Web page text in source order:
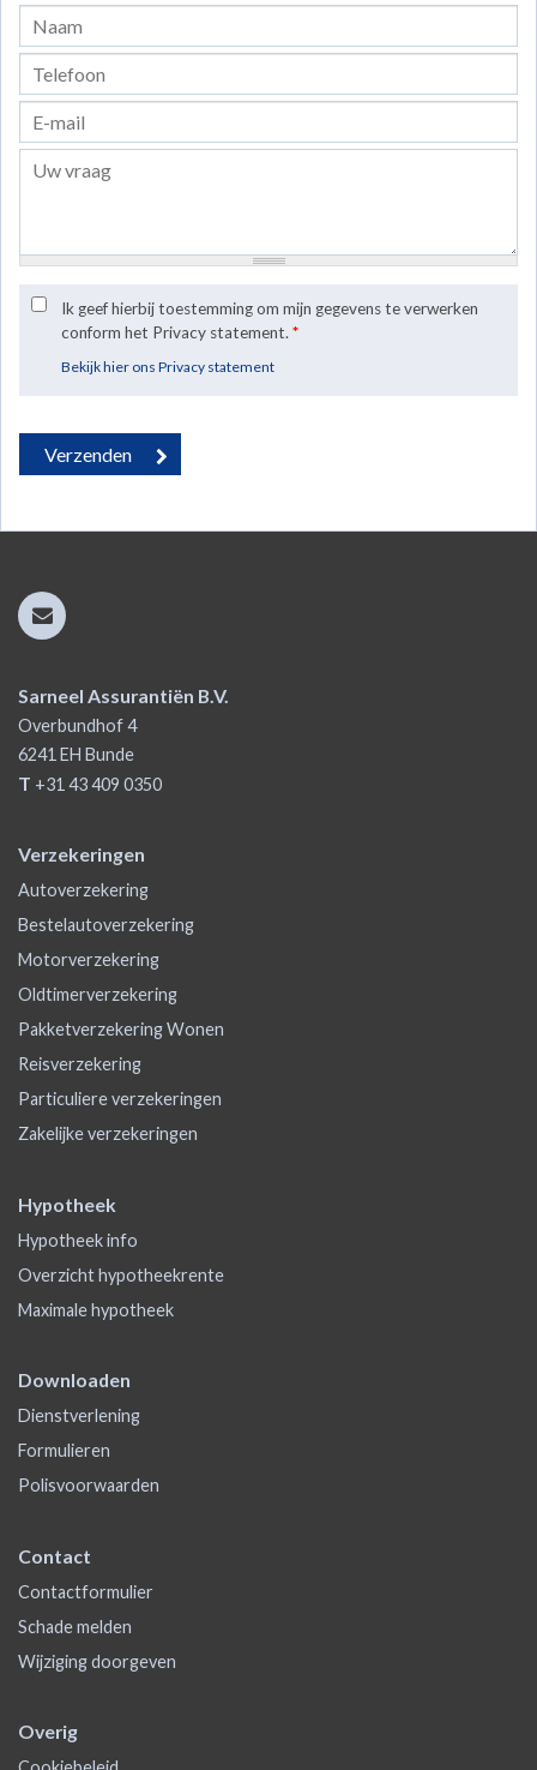
Ik geef hierbij toestemming om mijn gegevens te verwerken
conform het Privacy statement. *
Bekijk hier ons Privacy statement
Sarneel Assurantiën B.V.
Overbundhof 4
6241 EH Bunde
T +31 43 409 0350
Verzekeringen
Autoverzekering
Bestelautoverzekering
Motorverzekering
Oldtimerverzekering
Pakketverzekering Wonen
Reisverzekering
Particuliere verzekeringen
Zakelijke verzekeringen
Hypotheek
Hypotheek info
Overzicht hypotheekrente
Maximale hypotheek
Downloaden
Dienstverlening
Formulieren
Polisvoorwaarden
Contact
Contactformulier
Schade melden
Wijziging doorgeven
Overig